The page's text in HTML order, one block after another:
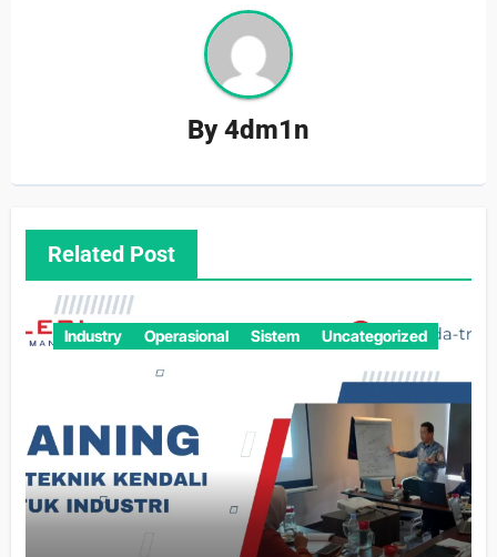
By4dm1n
Related Post
Industry Operasional Sistem Uncategorized